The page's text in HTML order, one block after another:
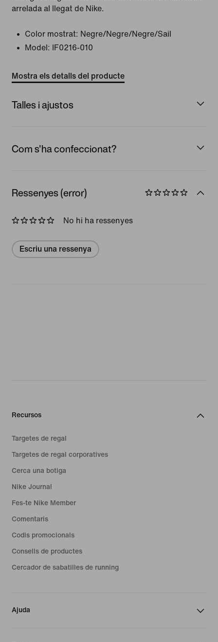
arrelada al llegat de Nike.
Color mostrat: Negre/Negre/Negre/Sail
Model:
IF0216-010
Mostra els detalls del producte
Talles i ajustos
Com s'ha confeccionat?
Ressenyes (error)
No hi ha ressenyes
Escriu una ressenya
Recursos
Targetes de regal
Targetes de regal corporatives
Cerca una botiga
Nike Journal
Fes-te Nike Member
Comentaris
Codis promocionals
Consells de productes
Cercador de sabatilles de running
Ajuda